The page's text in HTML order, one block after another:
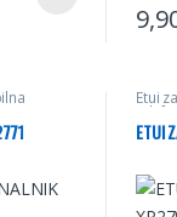
Ta
Etui
ETUI